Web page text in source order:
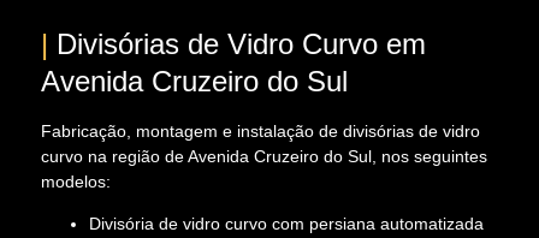
| Divisórias de Vidro Curvo em
Avenida Cruzeiro do Sul
Fabricação, montagem e instalação de divisórias de vidro
curvo na região de Avenida Cruzeiro do Sul, nos seguintes
modelos:
Divisória de vidro curvo com persiana automatizada